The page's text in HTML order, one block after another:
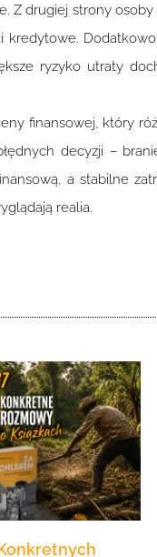
Z drugiej strony
ryzyko utraty
finansowej, który
decyzji –
a stabilne
realia.